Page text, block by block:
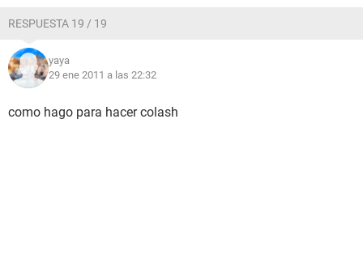
RESPUESTA 19 / 19
yaya
29 ene 2011 a las 22:32
como hago para hacer colash